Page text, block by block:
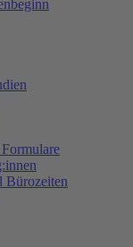
Bürozeiten